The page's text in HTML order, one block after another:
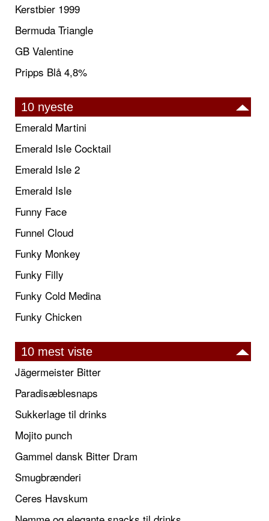
Kerstbier 1999
Bermuda Triangle
GB Valentine
Pripps Blå 4,8%
10 nyeste
Emerald Martini
Emerald Isle Cocktail
Emerald Isle 2
Emerald Isle
Funny Face
Funnel Cloud
Funky Monkey
Funky Filly
Funky Cold Medina
Funky Chicken
10 mest viste
Jägermeister Bitter
Paradisæblesnaps
Sukkerlage til drinks
Mojito punch
Gammel dansk Bitter Dram
Smugbrænderi
Ceres Havskum